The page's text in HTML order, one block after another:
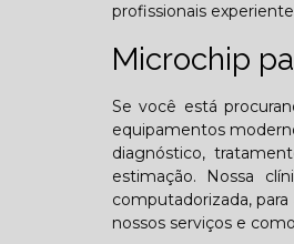
profissionais
Microchip
Se você está
equipamentos
diagnóstico,
estimação. Nossa
computadorizada,
nossos serviços e